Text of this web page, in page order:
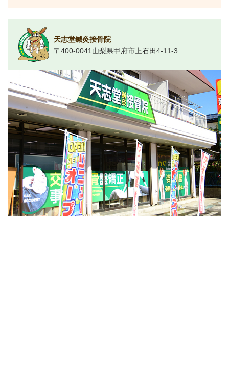
天志堂鍼灸接骨院
〒400-0041山梨県甲府市上石田4-11-3